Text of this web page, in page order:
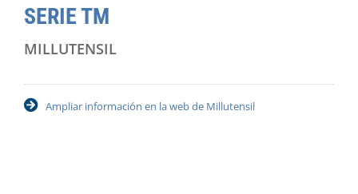
SERIE TM
MILLUTENSIL
Ampliar información en la web de Millutensil